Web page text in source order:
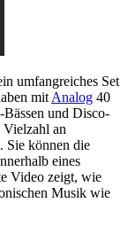
umfangreiches Set
mitAnalog 40
Bässen und Disco-
Vielzahl an
Sie können die
eines
Video zeigt, wie
Musik wie